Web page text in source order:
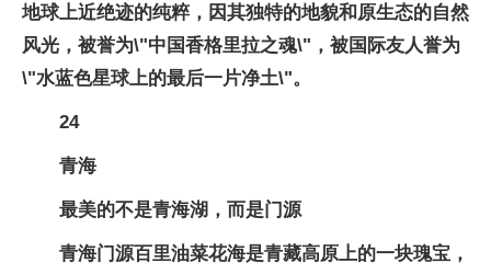
地球上近绝迹的纯粹，因其独特的地貌和原生态的自然
风光，被誉为\"中国香格里拉之魂\"，被国际友人誉为
\"水蓝色星球上的最后一片净土\"。
24
青海
最美的不是青海湖，而是门源
青海门源百里油菜花海是青藏高原上的一块瑰宝，